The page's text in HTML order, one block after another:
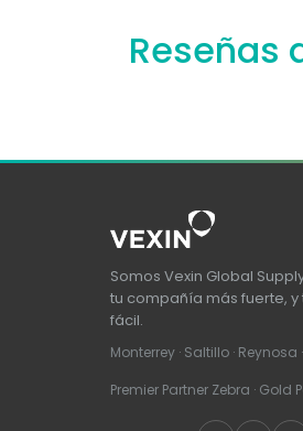
Reseñas
Somos Vexin Global
tu compañía más fuerte, y
fácil.
Monterrey · Saltillo · Reynosa
Premier Partner Zebra · Gold